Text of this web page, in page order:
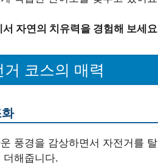
자연의 치유력을 경험해 보세
코스의 매력
풍경을 감상하면서 자전거를
더해줍니다.